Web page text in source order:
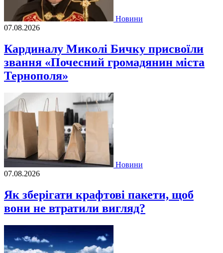
Новини
07.08.2026
Кардиналу Миколі Бичку присвоїли
звання «Почесний громадянин міста
Тернополя»
Новини
07.08.2026
Як зберігати крафтові пакети, щоб
вони не втратили вигляд?